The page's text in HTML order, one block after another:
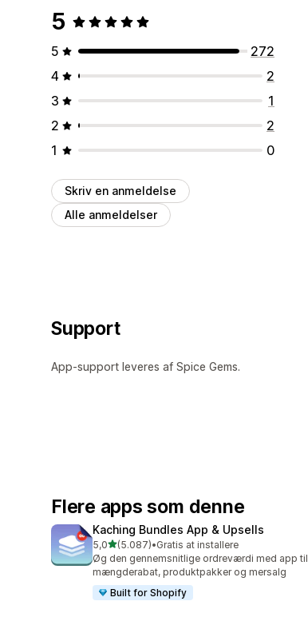
5
5
272
4
2
3
1
2
2
1
0
Skriv en anmeldelse
Alle anmeldelser
Support
App-support leveres af Spice Gems.
Flere apps som denne
Kaching Bundles App & Upsells
5,0ud af 5 stjerner
(5.087)
5087 anmeldelser i alt
•Gratis at installere
Øg den gennemsnitlige ordreværdi med app til
mængderabat, produktpakker og mersalg
Built for Shopify